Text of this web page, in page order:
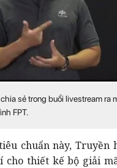
sẻ trong buổi livestream ra
FPT.
chuẩn này, Truyền
cho thiết kế bộ giải